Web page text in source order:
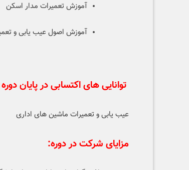
آموزش تعمیرات مدار اسکن
آموزش اصول عیب یابی و
توانایی های اکتسابی در پایان
عیب یابی و تعمیرات ماشین های اداری
مزایای شرکت در دوره: